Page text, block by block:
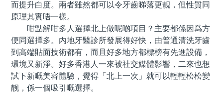
而提升白度。兩者雖然都可以令牙齒睇落更靓，但性質同
原理其實唔一樣。
咁點解咁多人選擇北上做呢啲項目？主要都係因爲方
便同選擇多。內地牙醫診所發展得好快，由普通清洗牙齒
到高端貼面技術都有，而且好多地方都標榜有先進設備，
環境又新淨。好多香港人一來被社交媒體影響，二來也想
試下新嘅美容體驗，覺得「北上一次」就可以輕輕松松變
靓，係一個吸引嘅選擇。